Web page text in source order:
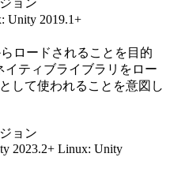
ョン
Unity 2019.1+
ロードされることを目的
イティブライブラリをロー
して使われることを意図し
ョン
2023.2+ Linux: Unity